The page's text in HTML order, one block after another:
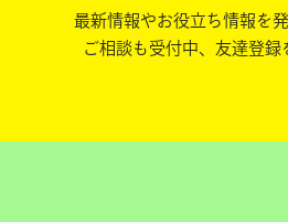
最新情報やお役立ち情報を
ご相談も受付中、友達登録